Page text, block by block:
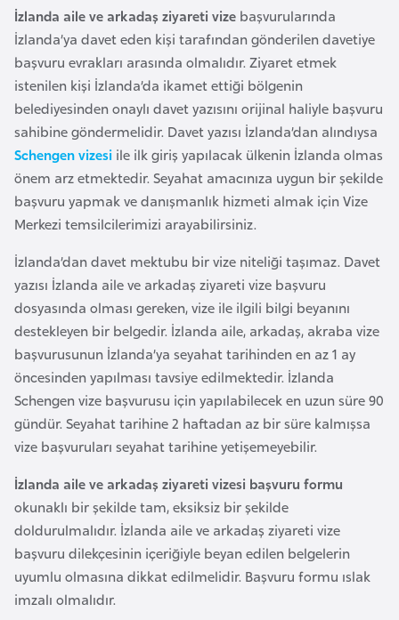
İzlanda aile ve arkadaş ziyareti vize başvurularında
İzlanda’ya davet eden kişi tarafından gönderilen davetiye
başvuru evrakları arasında olmalıdır. Ziyaret etmek
istenilen kişi İzlanda’da ikamet ettiği bölgenin
belediyesinden onaylı davet yazısını orijinal haliyle başvuru
sahibine göndermelidir. Davet yazısı İzlanda’dan alındıysa
Schengen vizesi ile ilk giriş yapılacak ülkenin İzlanda olmas
önem arz etmektedir. Seyahat amacınıza uygun bir şekilde
başvuru yapmak ve danışmanlık hizmeti almak için Vize
Merkezi temsilcilerimizi arayabilirsiniz.
İzlanda’dan davet mektubu bir vize niteliği taşımaz. Davet
yazısı İzlanda aile ve arkadaş ziyareti vize başvuru
dosyasında olması gereken, vize ile ilgili bilgi beyanını
destekleyen bir belgedir. İzlanda aile, arkadaş, akraba vize
başvurusunun İzlanda’ya seyahat tarihinden en az 1 ay
öncesinden yapılması tavsiye edilmektedir. İzlanda
Schengen vize başvurusu için yapılabilecek en uzun süre 90
gündür. Seyahat tarihine 2 haftadan az bir süre kalmışsa
vize başvuruları seyahat tarihine yetişemeyebilir.
İzlanda aile ve arkadaş ziyareti vizesi başvuru formu
okunaklı bir şekilde tam, eksiksiz bir şekilde
doldurulmalıdır. İzlanda aile ve arkadaş ziyareti vize
başvuru dilekçesinin içeriğiyle beyan edilen belgelerin
uyumlu olmasına dikkat edilmelidir. Başvuru formu ıslak
imzalı olmalıdır.
y
n
B
a
n
g
l
a
d
ş
B
e
l
a
r
u
B
e
l
ç
i